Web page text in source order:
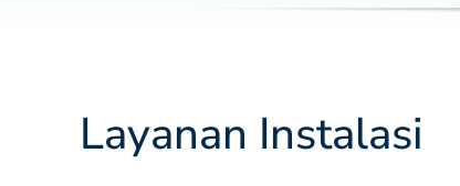
Layanan Instalasi